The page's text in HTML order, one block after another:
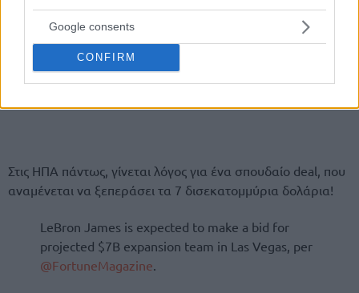
Google consents
CONFIRM
Στις ΗΠΑ πάντως, γίνεται λόγος για ένα σπουδαίο deal, που
αναμένεται να ξεπεράσει τα 7 δισεκατομμύρια δολάρια!
LeBron James is expected to make a bid for
projected $7B expansion team in Las Vegas, per
@FortuneMagazine.